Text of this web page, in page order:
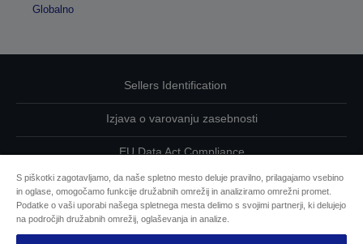
Globalno
Sellers Identification
Izjava o varovanju zasebnosti
EU Data Act Compliance
Kontaktirajte nas glede svojih podatkov
Informacije o piškotkih
S piškotki zagotavljamo, da naše spletno mesto deluje pravilno, prilagajamo vsebino
in oglase, omogočamo funkcije družabnih omrežij in analiziramo omrežni promet.
Podatke o vaši uporabi našega spletnega mesta delimo s svojimi partnerji, ki delujejo
na področjih družabnih omrežij, oglaševanja in analize.